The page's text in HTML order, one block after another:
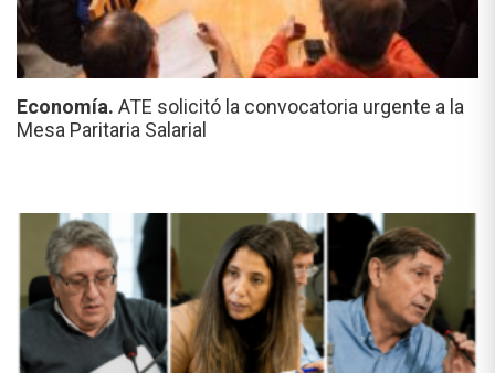
Economía. ATE solicitó la convocatoria urgente a la
Mesa Paritaria Salarial